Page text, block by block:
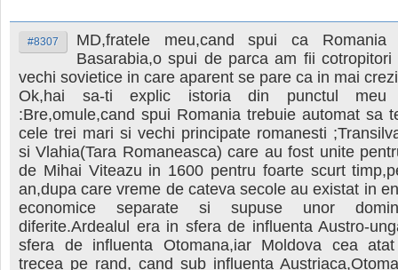
#8307
MD,fratele meu,cand spui ca Romania
Basarabia,o spui de parca am fii
vechi sovietice in care aparent se pare ca in mai
Ok,hai sa-ti explic istoria din punctul meu
:Bre,omule,cand spui Romania trebuie automat sa
cele trei mari si vechi principate romanesti
si Vlahia(Tara Romaneasca) care au fost unite
de Mihai Viteazu in 1600 pentru foarte scurt
an,dupa care vreme de cateva secole au existat in
economice separate si supuse unor
diferite.Ardealul era in sfera de influenta Austro-
sfera de influenta Otomana,iar Moldova cea
trecea pe rand, cand sub influenta